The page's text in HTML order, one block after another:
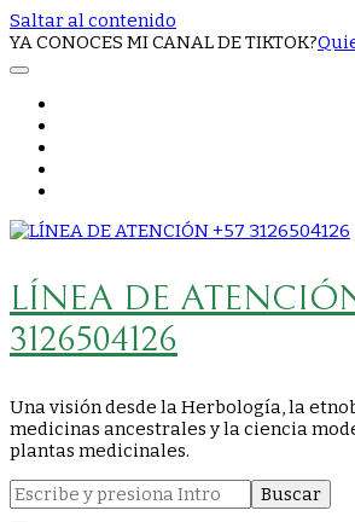
Saltar al contenido
YA CONOCES MI CANAL DE TIKTOK?
LÍNEA DE
3126504126
Una visión desde la Herbología, la
medicinas ancestrales y la ciencia
plantas medicinales.
Buscar: